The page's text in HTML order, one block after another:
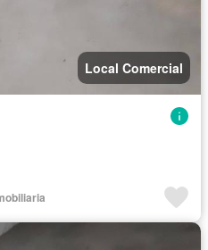
Local Comercial